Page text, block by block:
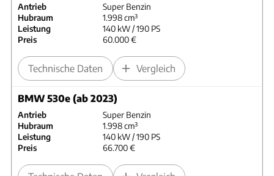
Antrieb
Super Benzin
Hubraum
1.998 cm³
Leistung
140 kW / 190 PS
Preis
60.000 €
Technische Daten Vergleich
BMW 530e (ab 2023)
Antrieb
Super Benzin
Hubraum
1.998 cm³
Leistung
140 kW / 190 PS
Preis
66.700 €